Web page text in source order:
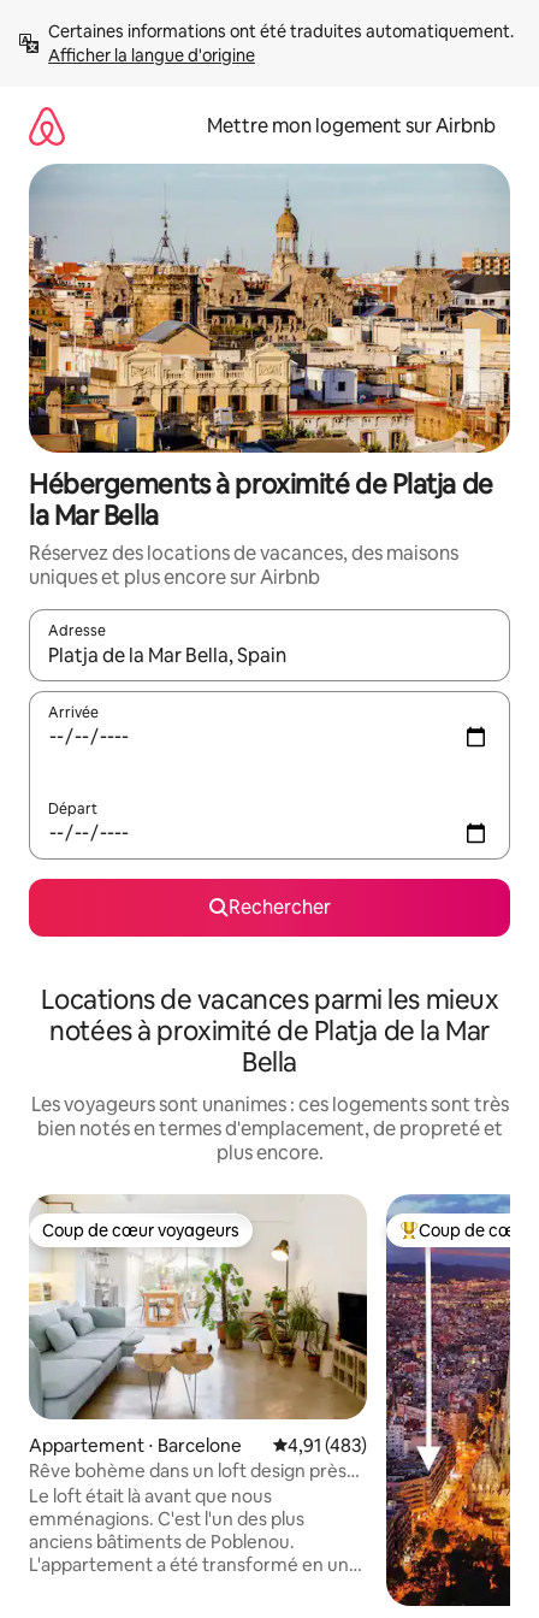
directement
Afficher la langue d'origine
Mettre mon logement sur Airbnb
Hébergements à proximité de Platja de
la Mar Bella
Réservez des locations de vacances, des maisons
uniques et plus encore sur Airbnb
Adresse
Lorsque les résultats s'affichent, utilisez les flèches vers le
Arrivée
Départ
Rechercher
Locations de vacances parmi les mieux
notées à proximité de Platja de la Mar
Bella
Les voyageurs sont unanimes : ces logements sont très
bien notés en termes d'emplacement, de propreté et
plus encore.
Coup de cœur voyageurs
Coup de cœur voyageurs
Appartement ⋅ Barcelone Évaluation moyenne sur la
4,91 (483)
Rêve bohème dans un loft design près
de la plage
Le loft était là avant que nous
emménagions. C'est l'un des plus
anciens bâtiments de Poblenou.
L'appartement a été transformé en un
Coups de cœur
Coup de cœur